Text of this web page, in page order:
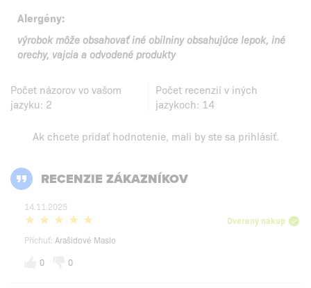
Alergény:
výrobok môže obsahovať iné obilniny obsahujúce lepok, iné
orechy, vajcia a odvodené produkty
Počet názorov vo vašom
jazyku: 2
Počet recenzií v iných
jazykoch: 14
Ak chcete pridať hodnotenie, mali by ste sa prihlásiť.
RECENZIE ZÁKAZNÍKOV
14.11.2025
Overený nákup
Příchuť: Arašidové Maslo
0
0